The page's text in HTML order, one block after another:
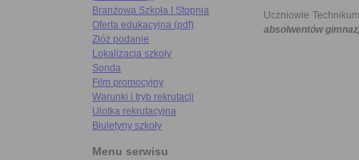
Branżowa Szkoła I Stopnia
Oferta edukacyjna (pdf)
Złóż podanie
Lokalizacja szkoły
Sonda
Film promocyjny
Warunki i tryb rekrutacji
Ulotka rekrutacyjna
Biuletyny szkoły
Menu serwisu
Uczniowie
absolwentów